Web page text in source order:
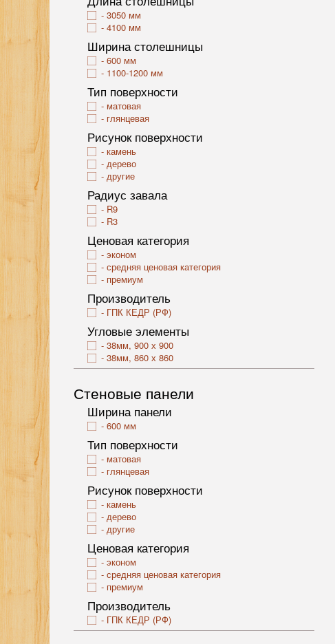
3050 мм
4100 мм
Ширина столешницы
600 мм
1100-1200 мм
Тип поверхности
матовая
глянцевая
Рисунок поверхности
камень
дерево
другие
Радиус завала
R9
R3
Ценовая категория
эконом
средняя ценовая категория
премиум
Производитель
ГПК КЕДР (РФ)
Угловые элементы
38мм, 900 х 900
38мм, 860 х 860
Стеновые панели
Ширина панели
600 мм
Тип поверхности
матовая
глянцевая
Рисунок поверхности
камень
дерево
другие
Ценовая категория
эконом
средняя ценовая категория
премиум
Производитель
ГПК КЕДР (РФ)